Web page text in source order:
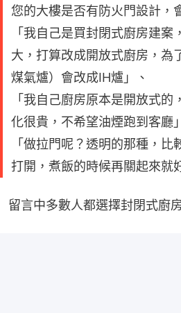
您的大樓是否有防火門設計，
「我自己是買封閉式廚房建
大，打算改成開放式廚房，為
煤氣爐）會改成IH爐」、
「我自己廚房原本是開放式
化很貴，不希望油煙跑到客廳
「做拉門呢？透明的那種，比
打開，煮飯的時候再關起來就
留言中多數人都選擇封閉式廚